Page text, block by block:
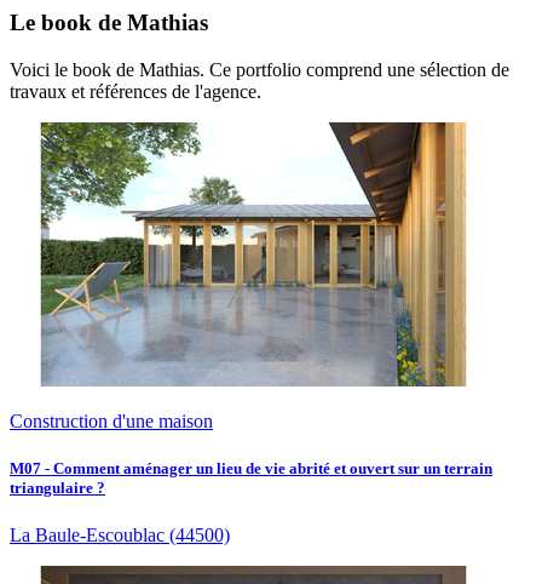
Le book de Mathias
Voici le book de Mathias. Ce portfolio comprend une sélection de
travaux et références de l'agence.
Construction d'une maison
M07 - Comment aménager un lieu de vie abrité et ouvert sur un terrain
triangulaire ?
La Baule-Escoublac (44500)